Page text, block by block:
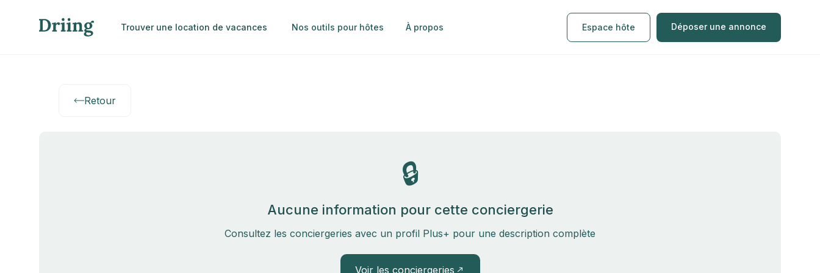
Trouver une location de vacances Nos outils pour hôtes À propos Espace hôte Déposer une annonce
Retour
🔒
Aucune information pour cette conciergerie
Consultez les conciergeries avec un profil Plus+ pour une description complète
Voir les conciergeries